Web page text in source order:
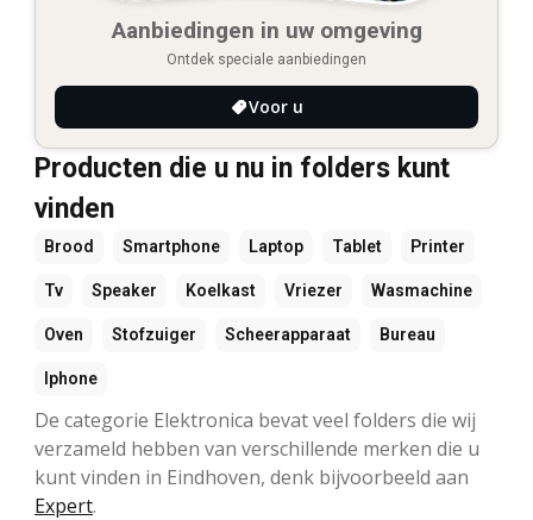
Aanbiedingen in uw omgeving
Ontdek speciale aanbiedingen
Voor u
Producten die u nu in folders kunt
vinden
Brood Smartphone Laptop Tablet Printer
Tv Speaker Koelkast Vriezer Wasmachine
Oven Stofzuiger Scheerapparaat Bureau
Iphone
De categorie Elektronica bevat veel folders die wij
verzameld hebben van verschillende merken die u
kunt vinden in Eindhoven, denk bijvoorbeeld aan
Expert.